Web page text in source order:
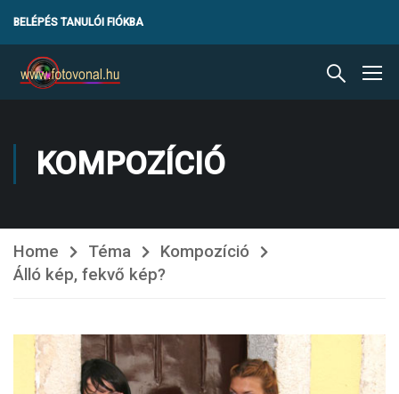
BELÉPÉS TANULÓI FIÓKBA
KOMPOZÍCIÓ
Home Téma
Kompozíció
Álló kép, fekvő kép?